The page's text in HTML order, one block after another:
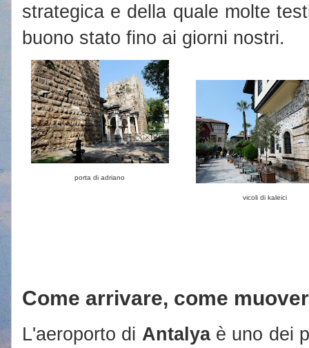
strategica e della quale molte
buono stato fino ai giorni nostri.
porta di adriano
vicoli di kaleici
Come arrivare, come
L'aeroporto di Antalyaè uno dei